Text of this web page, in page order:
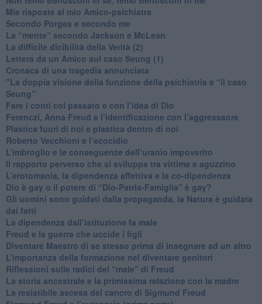
​Mie risposte al mio Amico-psichiatra
​Secondo Porges e secondo me
​La “mente” secondo Jackson e McLean
La difficile dicibilità della Verità (2)
​Lettera da un Amico sul caso Seung (1)
​Cronaca di una tragedia annunciata
"​La doppia visione della funzione della psichiatria e “il caso
Seung”
​Fare i conti col passato e con l’idea di Dio
​Ferenczi, Anna Freud e l’identificazione con l’aggresssore
Plastica fuori di noi e plastica dentro di noi
​Roberto Vecchioni e l’ecocidio
​L’imbroglio e le conseguenze dell’uranio impoverito
​Il rapporto perverso che si sviluppa tra vittima e aguzzino
L’erotomania, la dipendenza affettiva e la co-dipendenza
​Dio è gay o il potere di “Dio-Patria-Famiglia” è gay?
​Gli uomini sono guidati dalla propaganda, la Natura è guidata
dai fatti
La dipendenza dall’istituzione fa male
​Freud e la guerra che uccide i figli
​Diventare Maestro di se stesso prima di insegnare ad un altro
L’importanza della formazione nel diventare genitori
Riflessioni sulle radici del “male” di Freud
​La storia ancestrale e la primissima relazione con la madre
​La resistibile ascesa del cancro di Sigmund Freud